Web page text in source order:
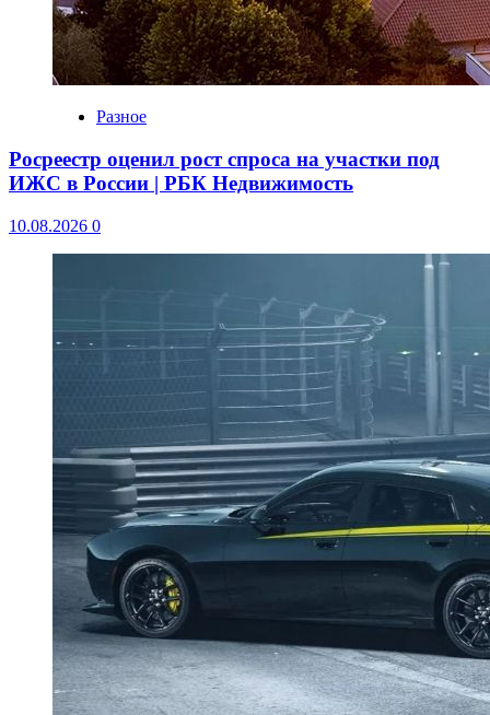
Разное
Росреестр оценил рост спроса на участки под
ИЖС в России | РБК Недвижимость
10.08.2026 0